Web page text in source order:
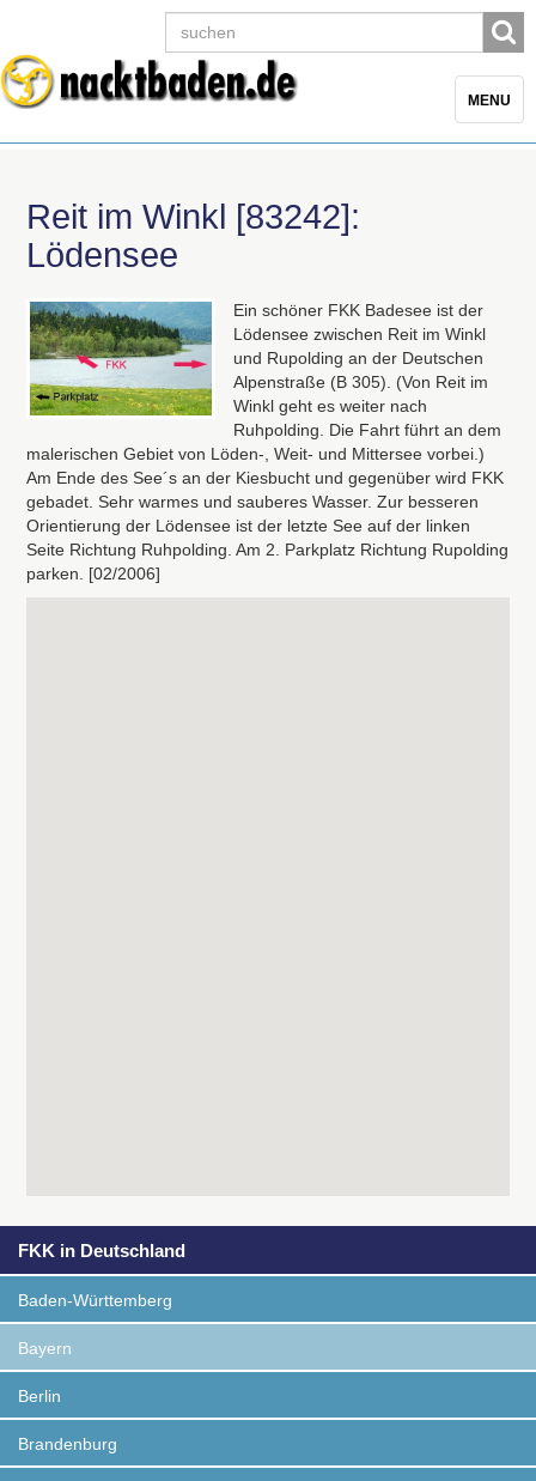
Toggle
MENU
Reit im Winkl [83242]:
Lödensee
Ein schöner FKKBadesee ist der
Lödensee zwischen Reit im Winkl
und Rupolding an der Deutschen
Alpenstraße (B 305). (Von Reit im
Winkl geht es weiter nach
Ruhpolding. Die Fahrt führt an dem
malerischen Gebiet von Löden-, Weit- und Mittersee vorbei.)
Am Ende des See´s an der Kiesbucht und gegenüber wird FKK
gebadet. Sehr warmes und sauberes Wasser. Zur besseren
Orientierung der Lödensee ist der letzte See auf der linken
Seite Richtung Ruhpolding. Am 2. Parkplatz Richtung Rupolding
parken. [02/2006]
FKK in Deutschland
Baden-Württemberg
Bayern
Berlin
Brandenburg